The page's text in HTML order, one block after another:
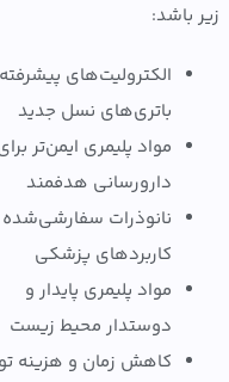
الکترولیت‌های پیشرفته برای
باتری‌های نسل جدید
مواد پلیمری ایمن‌تر برای
دارورسانی هدفمند
نانوذرات سفارشی‌شده برای
کاربردهای پزشکی
مواد پلیمری پایدار و
دوستدار محیط زیست
کاهش زمان و هزینه توسعه